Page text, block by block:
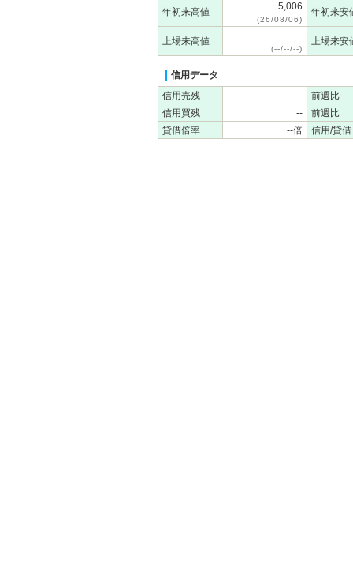
年初来高値 5,006
(26/08/06)
年初来安
上場来高値 --
(--/--/--)
上場来安
信用データ
信用売残
--
前週比
信用買残
--
前週比
貸借倍率
--倍 信用/貸借